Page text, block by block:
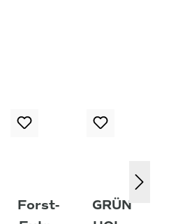
Forst-
GRÜN